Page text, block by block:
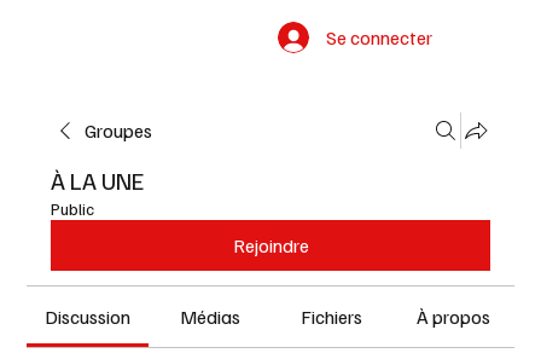
Se connecter
Groupes
À LA UNE
Public
Rejoindre
Discussion Médias Fichiers À propos